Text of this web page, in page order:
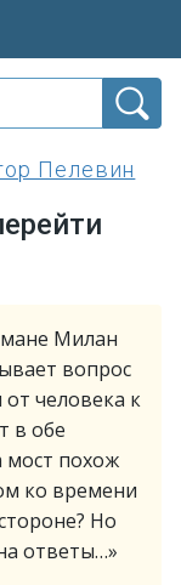
Пелевин
Милан
вопрос
человека к
в обе
мост похож
ко времени
Но
ответы…»